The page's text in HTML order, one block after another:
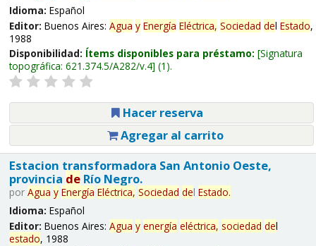
Idioma: Español
Editor: Buenos Aires: Agua y Energía Eléctrica, Sociedad del Estado,
1988
Disponibilidad: Ítems disponibles para préstamo: Signatura
topográfica: 621.374.5/A282/v.4 (1).
Hacer reserva
Agregar al carrito
Estacion transformadora San Antonio Oeste,
provincia deRío Negro.
por Agua y Energía Eléctrica, Sociedad del Estado.
Idioma: Español
Editor: Buenos Aires: Agua y energía eléctrica, sociedad del
estado, 1988